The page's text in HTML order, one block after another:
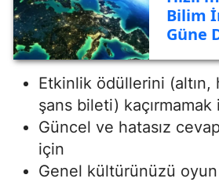
Bilim
Güne
Etkinlik ödüllerini (altın,
şans bileti) kaçırmamak
Güncel ve hatasız
için
Genel kültürünüzü